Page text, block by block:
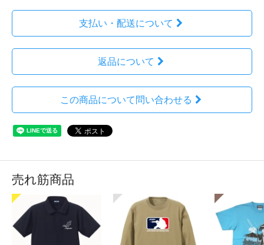
支払い・配送について
返品について
この商品について問い合わせる
売れ筋商品